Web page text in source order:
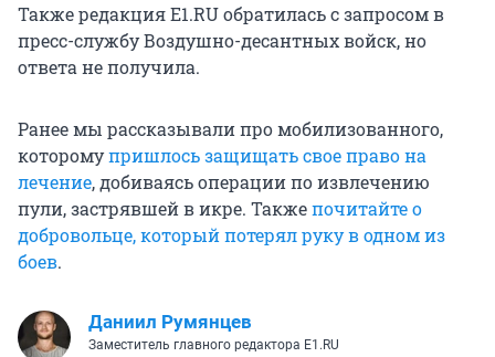
Также редакция E1.RU обратилась с запросом в
пресс-службу Воздушно-десантных войск, но
ответа не получила.
Ранее мы рассказывали про мобилизованного,
которомупришлось защищать свое право на
лечение, добиваясь операции по извлечению
пули, застрявшей в икре. Такжепочитайте о
добровольце, который потерял руку в одном из
боев.
Даниил Румянцев
Заместитель главного редактора E1.RU